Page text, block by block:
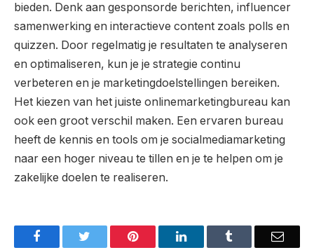
bieden. Denk aan gesponsorde berichten, influencer
samenwerking en interactieve content zoals polls en
quizzen. Door regelmatig je resultaten te analyseren
en optimaliseren, kun je je strategie continu
verbeteren en je marketingdoelstellingen bereiken.
Het kiezen van het juiste onlinemarketingbureau kan
ook een groot verschil maken. Een ervaren bureau
heeft de kennis en tools om je socialmediamarketing
naar een hoger niveau te tillen en je te helpen om je
zakelijke doelen te realiseren.
Facebook Pinterest LinkedIn Email